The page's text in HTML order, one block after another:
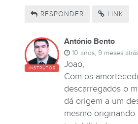
RESPONDER LINK
INSTRUTOR
António Bento
10 anos, 9 meses
Joao,
Com os
descarregados o
dá origem a um
mesmo originando